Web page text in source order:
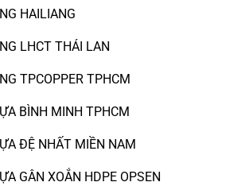
HAILIANG
LHCT THÁI LAN
TPCOPPER TPHCM
BÌNH MINH TPHCM
ĐỆ NHẤT MIỀN NAM
GÂN XOẮN HDPE OPSEN